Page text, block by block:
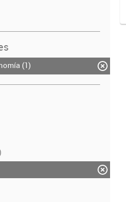
(1)